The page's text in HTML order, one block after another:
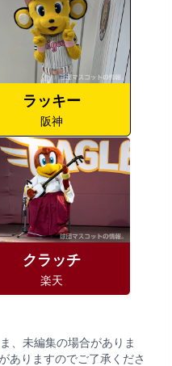
ラッキー
阪神
クラッチ
楽天
、未編集の場合がありま
ありますのでご了承くださ